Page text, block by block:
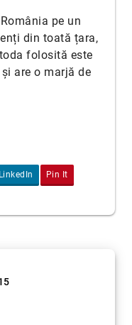
pe un
din toată țara,
folosită este
are o marjă de
LinkedIn Pin It